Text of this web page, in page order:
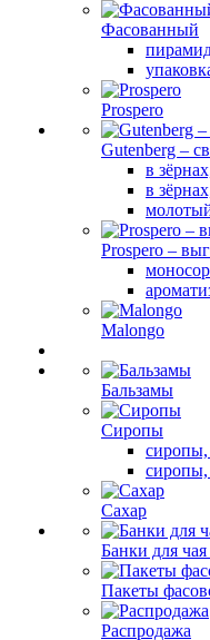
Фасованный
Prospero
Gutenberg –
в
в
Prospero –
Malongo
Бальзамы
Сиропы
сиропы,
Сахар
Банки для
Пакеты
Распродажа